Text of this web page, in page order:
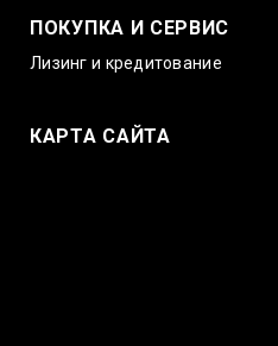
ПОКУПКА И СЕРВИС
Лизинг и кредитование
КАРТА САЙТА